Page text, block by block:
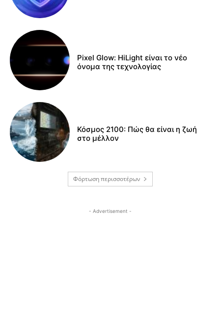
Pixel Glow: HiLight είναι το νέο
όνομα της τεχνολογίας
Κόσμος 2100: Πώς θα είναι η ζωή
στο μέλλον
Φόρτωση περισσοτέρων
- Advertisement -